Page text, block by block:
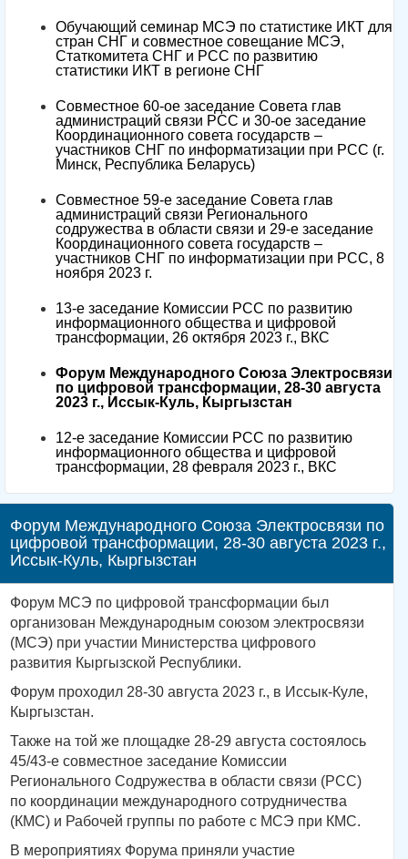
Обучающий семинар МСЭ по статистике ИКТ для
стран СНГ и совместное совещание МСЭ,
Статкомитета СНГ и РСС по развитию
статистики ИКТ в регионе СНГ
Совместное 60-ое заседание Совета глав
администраций связи РСС и 30-ое заседание
Координационного совета государств –
участников СНГ по информатизации при РСС (г.
Минск, Республика Беларусь)
Совместное 59-е заседание Совета глав
администраций связи Регионального
содружества в области связи и 29-е заседание
Координационного совета государств –
участников СНГ по информатизации при РСС, 8
ноября 2023 г.
13-е заседание Комиссии РСС по развитию
информационного общества и цифровой
трансформации, 26 октября 2023 г., ВКС
Форум Международного Союза Электросвязи
по цифровой трансформации, 28-30 августа
2023 г., Иссык-Куль, Кыргызстан
12-е заседание Комиссии РСС по развитию
информационного общества и цифровой
трансформации, 28 февраля 2023 г., ВКС
Форум Международного Союза Электросвязи по
цифровой трансформации, 28-30 августа 2023 г.,
Иссык-Куль, Кыргызстан
Форум МСЭ по цифровой трансформации был
организован Международным союзом электросвязи
(МСЭ) при участии Министерства цифрового
развития Кыргызской Республики.
Форум проходил 28-30 августа 2023 г., в Иссык-Куле,
Кыргызстан.
Также на той же площадке 28-29 августа состоялось
45/43-е совместное заседание Комиссии
Регионального Содружества в области связи (РСС)
по координации международного сотрудничества
(КМС) и Рабочей группы по работе с МСЭ при КМС.
В мероприятиях Форума приняли участие